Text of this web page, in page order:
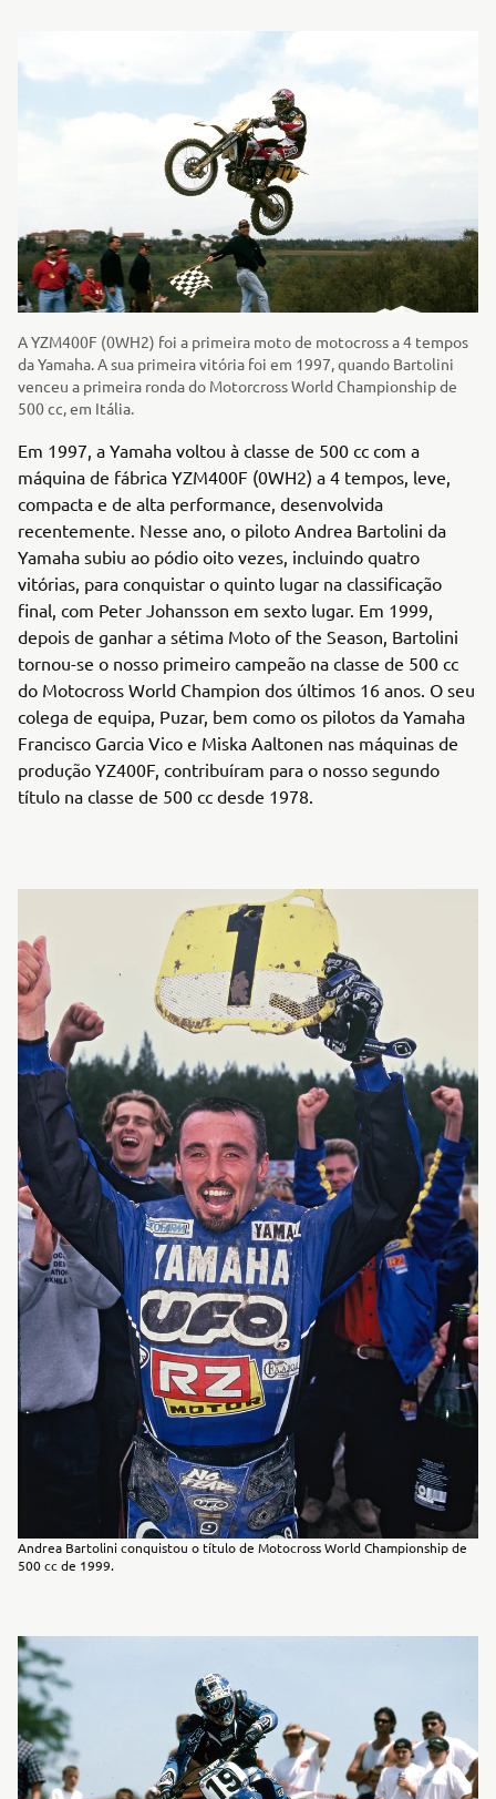
A YZM400F (0WH2) foi a primeira moto de motocross a 4 tempos
da Yamaha. A sua primeira vitória foi em 1997, quando Bartolini
venceu a primeira ronda do Motorcross World Championship de
500 cc, em Itália.
Em 1997, a Yamaha voltou à classe de 500 cc com a
máquina de fábrica YZM400F (0WH2) a 4 tempos, leve,
compacta e de alta performance, desenvolvida
recentemente. Nesse ano, o piloto Andrea Bartolini da
Yamaha subiu ao pódio oito vezes, incluindo quatro
vitórias, para conquistar o quinto lugar na classificação
final, com Peter Johansson em sexto lugar. Em 1999,
depois de ganhar a sétima Moto of the Season, Bartolini
tornou-se o nosso primeiro campeão na classe de 500 cc
do Motocross World Champion dos últimos 16 anos. O seu
colega de equipa, Puzar, bem como os pilotos da Yamaha
Francisco Garcia Vico e Miska Aaltonen nas máquinas de
produção YZ400F, contribuíram para o nosso segundo
título na classe de 500 cc desde 1978.
Andrea Bartolini conquistou o título de Motocross World Championship de
500 cc de 1999.